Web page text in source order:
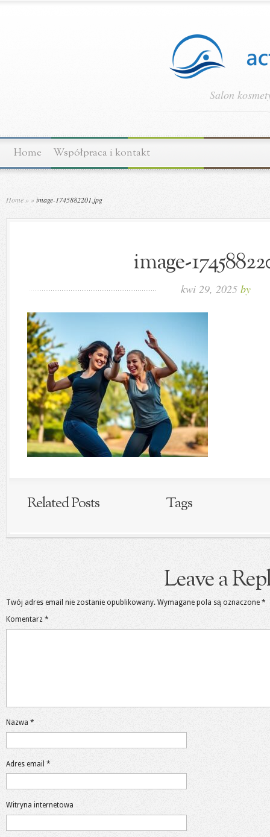
Salon
Home Współpraca i kontakt
Home » »image-1745882201.jpg
image-
kwi 29, 2025 by
Related Posts Tags
Leave a
Twój adres email nie zostanie opublikowany. Wymagane pola są oznaczone *
Komentarz *
Nazwa *
Adres email *
Witryna internetowa